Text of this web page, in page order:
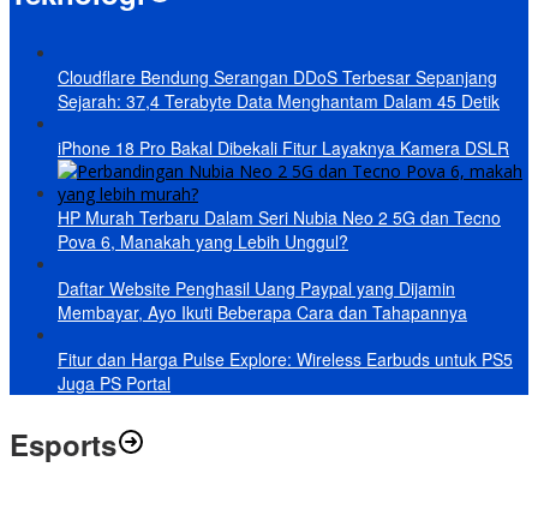
Cloudflare Bendung Serangan DDoS Terbesar Sepanjang
Sejarah: 37,4 Terabyte Data Menghantam Dalam 45 Detik
iPhone 18 Pro Bakal Dibekali Fitur Layaknya Kamera DSLR
HP Murah Terbaru Dalam Seri Nubia Neo 2 5G dan Tecno
Pova 6, Manakah yang Lebih Unggul?
Daftar Website Penghasil Uang Paypal yang Dijamin
Membayar, Ayo Ikuti Beberapa Cara dan Tahapannya
Fitur dan Harga Pulse Explore: Wireless Earbuds untuk PS5
Juga PS Portal
Esports